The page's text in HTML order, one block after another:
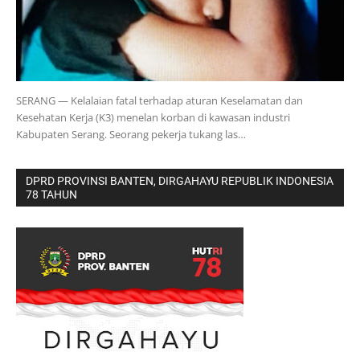
SERANG — Kelalaian fatal terhadap aturan Keselamatan dan
Kesehatan Kerja (K3) menelan korban di kawasan industri
Kabupaten Serang. Seorang pekerja tukang las…
DPRD PROVINSI BANTEN, DIRGAHAYU REPUBLIK INDONESIA
78 TAHUN